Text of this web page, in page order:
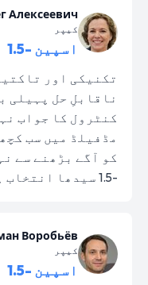
Алексеевич
کیپر
اسپین -1.5
تکنیکی اور
ناقابلِ حل پہیلی
مڈفیلڈ میں سب
کو آگے بڑھنے سے
-1.5 سیدھا انتخاب ہے۔
Воробьёв
کیپر
اسپین -1.5